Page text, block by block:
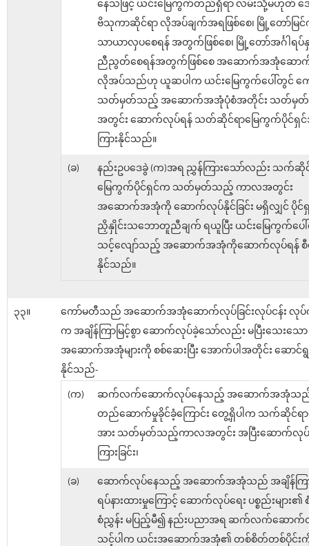
နေသဖြင့် ယင်းမြေကွက်တည်ရှိရာ လမ်းသို့မဟုတ်
ဗိသုကာဆိုင်ရာ လိုအပ်ချက်အရဖြစ်စေ၊ မြို့တော်မြင်
သာယာလှပစေရန် အတွက်ဖြစ်စေ၊ မြို့တော်အင်္ဂါရပ်
ညီညွတ်စေရန်အတွက်ဖြစ်စေ အဆောက်အအုံဆော
လိုအပ်သည်ဟု ယူဆပါက ယင်းမြေကွက်ပေါ်တွင် က
သတ်မှတ်သည့် အဆောက်အအုံပုံစံအတိုင်း သတ်မှ
အတွင်း ဆောက်လုပ်ရန် သတ်ဆိုင်ရာမြေကွက်ပိုင်ရှင်
ကြားနိုင်သည်။
(ခ)
နည်းဥပဒေခွဲ (က)အရ ညွှန်ကြားသော်လည်း သက်ဆို
မြေကွက်ပိုင်ရှင်က သတ်မှတ်သည့် ကာလအတွင်း
အဆောက်အအုံကို ဆောက်လုပ်နိုင်ခြင်း မရှိလျှင် ပိုင်
ညှိနှိုင်းသဘောတူညီချက် ရယူပြီး ယင်းမြေကွက်ပေ
သင့်လျော်သည့် အဆောက်အအုံကိုဆောက်လုပ်ရန် စီ
နိုင်သည်။
၃၃။
ကော်မတီသည် အဆောက်အအုံဆောက်လုပ်ခြင်းလုပ်ငန်း လု
က အချိန်ကြာမြင့်စွာ ဆောက်လုပ်ခဲ့သော်လည်း မပြီးသေးသော
အဆောက်အအုံများကို စစ်ဆေးပြီး အောက်ပါအတိုင်း ဆောင်
နိုင်သည်-
(က)
ဆက်လက်ဆောက်လုပ်နေသည့် အဆောက်အအုံသ
တည်ဆောက်မှုခိုင်ခံ့ကြောင်း တွေ့ရှိပါက သက်ဆိုင်ရာ
အား သတ်မှတ်သည့်ကာလအတွင်း အပြီးဆောက်လုပ်
ကြားခြင်း၊
(ခ)
ဆောက်လုပ်နေသည့် အဆောက်အအုံသည် အချိန်ကြာ
ရပ်နားထားမှုကြောင့် ဆောက်လုပ်ရေး ပစ္စည်းများ၏
စံညွှန်း မပြည့်မီ၍ နည်းပညာအရ ဆက်လက်ဆောက်
သင့်ပါက ယင်းအဆောက်အအုံ၏ တစ်စိတ်တစ်ပိုင်းကို